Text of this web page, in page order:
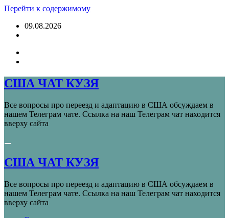
Перейти к содержимому
09.08.2026
США ЧАТ КУЗЯ
Все вопросы про переезд и адаптацию в США обсуждаем в
нашем Телеграм чате. Ссылка на наш Телеграм чат находится
вверху сайта
США ЧАТ КУЗЯ
Все вопросы про переезд и адаптацию в США обсуждаем в
нашем Телеграм чате. Ссылка на наш Телеграм чат находится
вверху сайта